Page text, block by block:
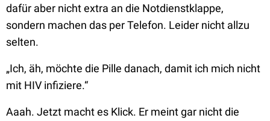
dafür aber nicht extra an die Notdienstklappe,
sondern machen das per Telefon. Leider nicht allzu
selten.
„Ich, äh, möchte die Pille danach, damit ich mich nicht
mit HIV infiziere.“
Aaah. Jetzt macht es Klick. Er meint gar nicht die